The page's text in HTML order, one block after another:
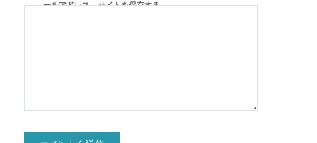
ールアドレス、サイトを保存する。